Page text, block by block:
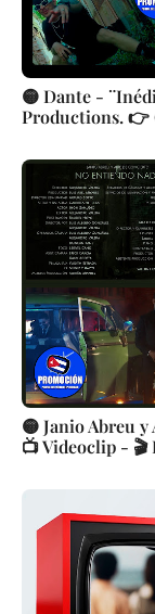
🟡 Dante -
Productions. 👉
🟡 Janio Abreu
📺 Videoclip -